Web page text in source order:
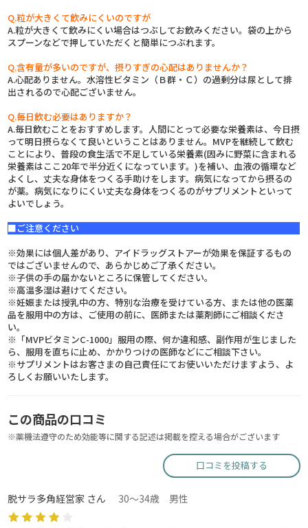
Q.粒が大きくて飲みにくいのですが
A.粒が大きくて飲みにくい場合はつぶしてお飲みください。袋の上から
スプーンなどで押していただくと簡単につぶれます。
Q.含有量が多いのですが、摂りすぎの心配はありませんか？
A.心配ありません。水溶性ビタミン（Ｂ群・Ｃ）の過剰分は尿として排
出されるので心配ございません。
Q.毎日飲む必要はありますか？
A.毎日飲むことをおすすめします。人間にとって必要な栄養素は、今日摂
って明日摂らなくて良いということはありません。MVPを継続して飲む
ことにより、普段の食生活で不足している栄養素(因みに野菜に含まれる
栄養素はここ20年で半分近くになっています。)を補い、血液の循環など
よくし、丈夫な身体をつくる手助けをします。病気になってから摂るの
が薬。病気になりにくい丈夫な身体をつくるのがサプリメントといって
よいでしょう。
■ご注意ください
※効果には個人差があり、アイドラッグストアーが効果を保証するもの
ではございませんので、あらかじめご了承ください。
※子供の手の届かないところに保管してください。
※高温多湿は避けてください。
※妊娠または授乳中の方、特別な治療を受けている方、または他の医薬
品を服用中の方は、ご使用の前に、医師または薬剤師にご相談くださ
い。
※「MVPビタミンC-1000」服用の際、何か違和感、副作用が生じました
ら、服用を直ちに止め、かかりつけの医師などにご相談下さい。
※サプリメントはお客さまの自己責任にてお使いいただけますよう、よ
ろしくお願いいたします。
この商品の口コミ
※薬機法遵守のため効能等に関する記述は掲載を控える場合がございます
口コミを投稿する
脱サラ多角経営家 さん 30～34歳 男性